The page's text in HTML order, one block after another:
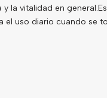
la vitalidad en
uso diario cuando se